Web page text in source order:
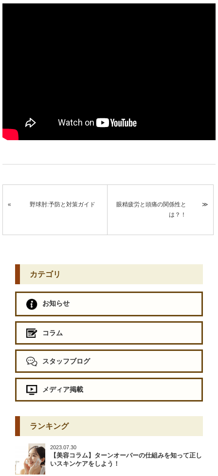
野球肘:予防と対策ガイド
眼精疲労と頭痛の関係性と
は？！
カテゴリ
お知らせ
コラム
スタッフブログ
メディア掲載
ランキング
2023.07.30
【美容コラム】ターンオーバーの仕組みを知って正し
いスキンケアをしよう！